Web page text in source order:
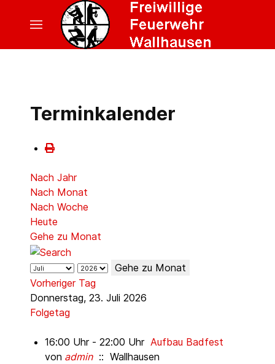
Terminkalender
Nach Jahr
Nach Monat
Nach Woche
Heute
Gehe zu Monat
Gehe zu Monat
Vorheriger Tag
Donnerstag, 23. Juli 2026
Folgetag
16:00 Uhr - 22:00 Uhr Aufbau Badfest
von admin:: Wallhausen